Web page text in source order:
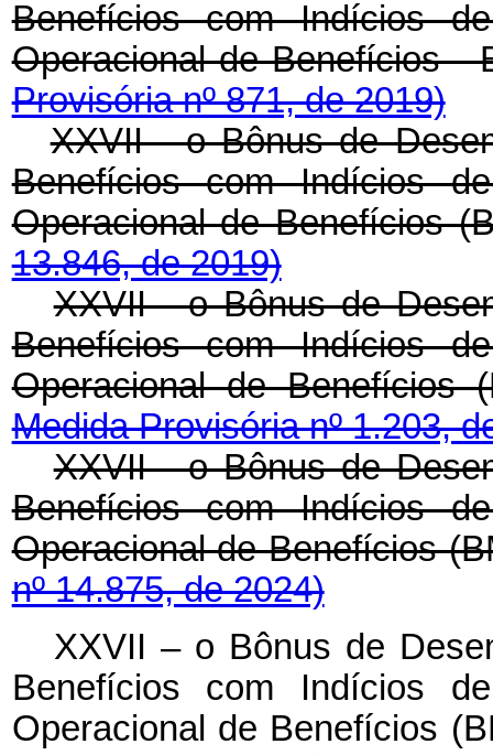
Benefícios com Indícios
Operacional de
Provisória nº 871, de 2019)
XXVII - o Bônus de
Benefícios com Indícios
Operacional de
13.846, de 2019)
XXVII - o Bônus de
Benefícios com Indícios
Operacional de
Medida Provisória nº 1.203,
XXVII - o Bônus de
Benefícios com Indícios
Operacional de Benefícios
nº 14.875, de 2024)
XXVII – o Bônus de
Benefícios com Indícios
Operacional de